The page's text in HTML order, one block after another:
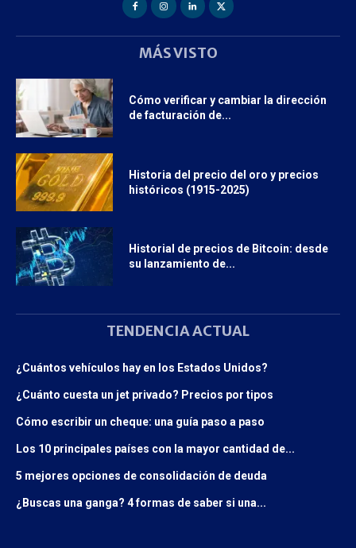
MÁS VISTO
Cómo verificar y cambiar la dirección
de facturación de...
Historia del precio del oro y precios
históricos (1915-2025)
Historial de precios de Bitcoin: desde
su lanzamiento de...
TENDENCIA ACTUAL
¿Cuántos vehículos hay en los Estados Unidos?
¿Cuánto cuesta un jet privado? Precios por tipos
Cómo escribir un cheque: una guía paso a paso
Los 10 principales países con la mayor cantidad de...
5 mejores opciones de consolidación de deuda
¿Buscas una ganga? 4 formas de saber si una...